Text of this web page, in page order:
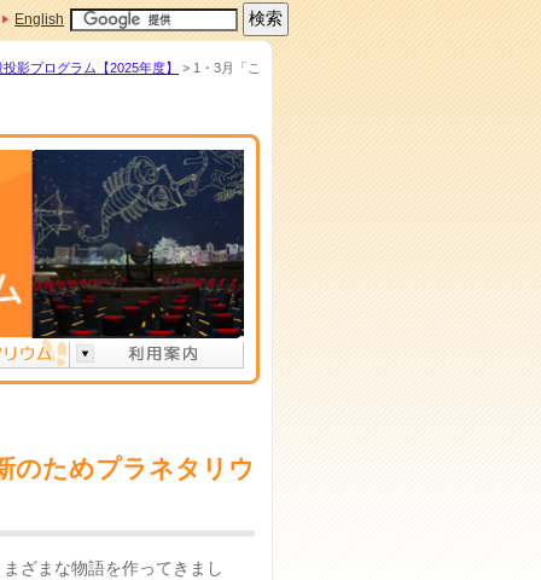
English
投影プログラム【2025年度】
> 1・3月「こ
のためプラネタリウ
ざまな物語を作ってきまし